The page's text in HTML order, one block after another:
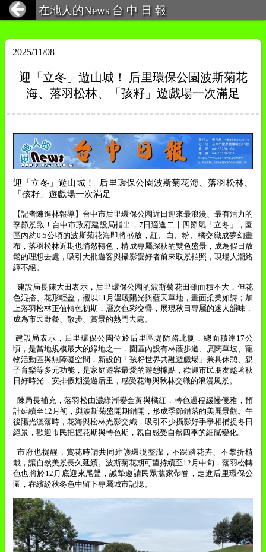
在地人的News 台 中 日 報
2025/11/08
迎「立冬」遊山城！ 后里環保公園波斯菊花
海、落羽松林、「孩籽」遊戲場一次滿足
迎「立冬」遊山城！
后里環保公園波斯菊花海、落羽松林、
「孩籽」遊戲場一次滿足
【記者陳進林報導】 台中市后里環保公園近日迎來最浪漫、最有活力的
季節景致！台中市政府建設局指出， 7 日適逢二十四節氣「立冬」，園
區內約0.5公頃的波斯菊花海即將盛放，紅、白、粉、橘交織成夢幻畫
布，落羽松林近期也悄然轉色，構成專屬深秋的雙色盛景，成為假日放
鬆的理想去處，吸引大批遊客與攝影愛好者前來取景拍照，現場人潮絡
繹不絕。
建設局長陳大田表示，后里環保公園的波斯菊花田雖面積不大，但花
色混搭、花形輕盈，襯以 11 月溫暖陽光與藍天草地，畫面柔美如詩；加
上落羽松林正值轉色初期，層次色彩交疊，展現秋日專屬的迷人韻味，
成為市民野餐、散步、賞景的熱門去處。
建設局表示，后里環保公園位於后里區堤防路北側，總面積達 17公
頃，是當地規模最大的綠地之一，園區內設有林蔭步道、廣闊草坡、寵
物活動區與無障礙空間，新設的「孩籽世界共融遊戲場」兼具休憩、親
子育樂等多元功能，是家庭遊客最愛的遊憩據點，歡迎市民朋友趁著秋
日好時光，安排假期漫遊后里，感受花海與秋林交織的浪漫風景。
陳局長補充，落羽松由濃綠漸變金黃與橘紅，轉色過程緩慢優雅，預
計延續至12 月初，與波斯菊盛開期錯開，形成季節錯落的美麗景觀。午
後陽光灑落時，花海與松林光影交織，吸引不少攝影好手爭相捕捉冬日
絕景，歡迎市民把握花期與轉色期，親自感受自然四季的細膩變化。
市府也提醒，賞花時請共同維護環境整潔，不踩踏花卉、不攀折植
栽，讓自然美景長久延續。波斯菊花期可望持續至12 月中旬，落羽松轉
色也將於12 月底迎來尾聲，誠摯邀請民眾攜家帶眷，走進后里環保公
園，在繽紛秋冬色中留下專屬城市記憶。